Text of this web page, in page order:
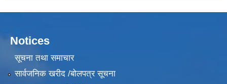
Notices
सूचना तथा समाचार
सार्वजनिक खरीद /बोलपत्र सूचना